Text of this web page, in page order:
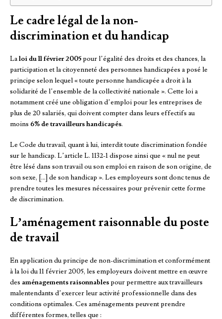
Le cadre légal de la non-
discrimination et du handicap
Laloi du 11 février 2005pour l’égalité des droits et des chances, la
participation et la citoyenneté des personnes handicapées a posé le
principe selon lequel « toute personne handicapée a droit à la
solidarité de l’ensemble de la collectivité nationale ». Cette loi a
notamment créé une obligation d’emploi pour les entreprises de
plus de 20 salariés, qui doivent compter dans leurs effectifs au
moins 6% de travailleurs handicapés.
Le Code du travail, quant à lui, interdit toute discrimination fondée
sur le handicap. L’article L. 1132-1 dispose ainsi que « nul ne peut
être lésé dans son travail ou son emploi en raison de son origine, de
son sexe, […] de son handicap ». Les employeurs sont donc tenus de
prendre toutes les mesures nécessaires pour prévenir cette forme
de discrimination.
L’aménagement raisonnable du poste
de travail
En application du principe de non-discrimination et conformément
à la loi du 11 février 2005, les employeurs doivent mettre en œuvre
des aménagements raisonnablespour permettre aux travailleurs
malentendants d’exercer leur activité professionnelle dans des
conditions optimales. Ces aménagements peuvent prendre
différentes formes, telles que :